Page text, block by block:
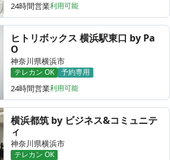
24時間営業利用可能
ヒトリボックス 横浜駅東口 by Pa
O
神奈川県横浜市
テレカン OK 予約専用
24時間営業利用可能
横浜都筑 by ビジネス&コミュニテ
ィ
神奈川県横浜市
テレカン OK